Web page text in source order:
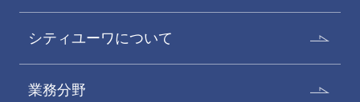
シティユーワについて
業務分野